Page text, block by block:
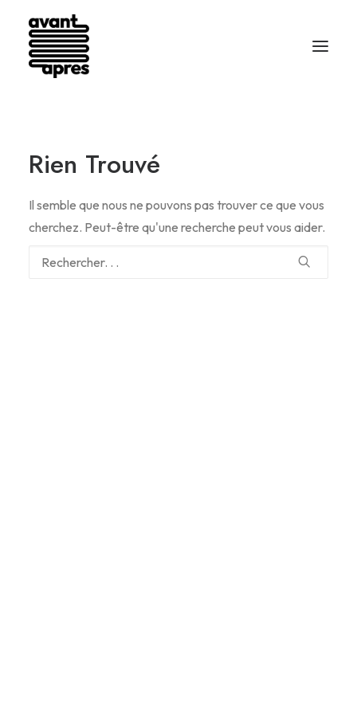
Rien Trouvé
Il semble que nous ne pouvons pas trouver ce que vous
cherchez. Peut-être qu'une recherche peut vous aider.